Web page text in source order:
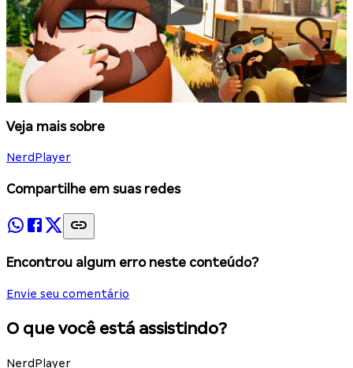
Veja mais sobre
NerdPlayer
Compartilhe em suas redes
Encontrou algum erro neste conteúdo?
Envie seu comentário
O que você está assistindo?
NerdPlayer